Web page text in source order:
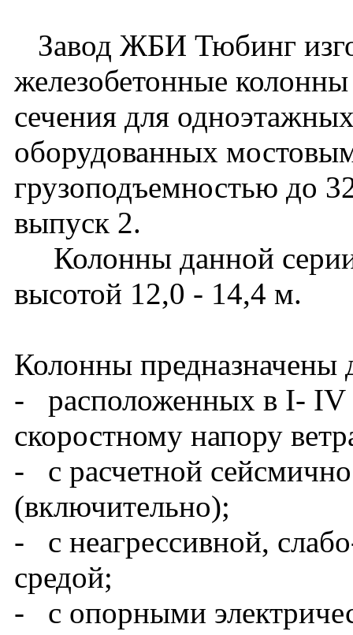
Завод ЖБИ Тюбинг
железобетонные
сечения для
оборудованных
грузоподъемностью до
выпуск 2.
Колонны данной
высотой 12,0 - 14,4 м.
Колонны предназначены
- расположенных в I- IV
скоростному напору
- с расчетной
(включительно);
- с неагрессивной,
средой;
- с опорными